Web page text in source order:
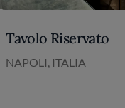
Tavolo Riservato
NAPOLI, ITALIA